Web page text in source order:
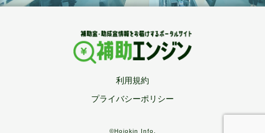
利用規約
プライバシーポリシー
©Hojokin Info.